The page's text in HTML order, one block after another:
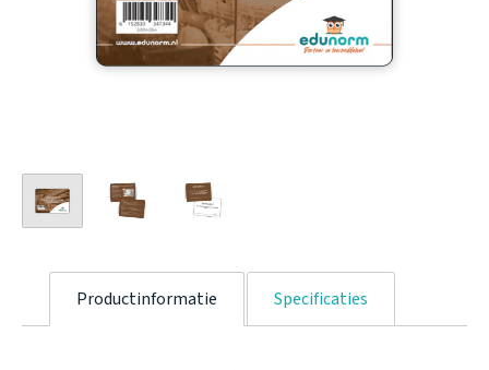
Productinformatie Specificaties